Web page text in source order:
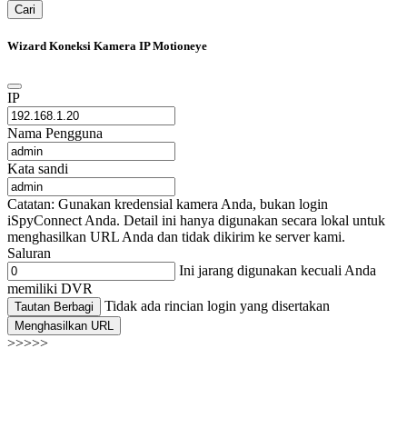
Cari
Wizard Koneksi Kamera IP Motioneye
IP
Nama Pengguna
Kata sandi
Catatan: Gunakan kredensial kamera Anda, bukan login
iSpyConnect Anda. Detail ini hanya digunakan secara lokal untuk
menghasilkan URL Anda dan tidak dikirim ke server kami.
Saluran
Ini jarang digunakan kecuali Anda
memiliki DVR
Tautan Berbagi Tidak ada rincian login yang disertakan
Menghasilkan URL
>>>>>